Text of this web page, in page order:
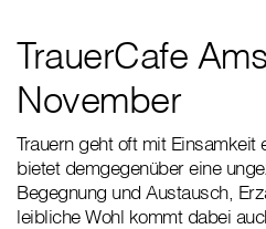
TrauerCafe
November
Trauern geht oft mit Einsamkeit
bietet demgegenüber eine
Begegnung und Austausch,
leibliche Wohl kommt dabei